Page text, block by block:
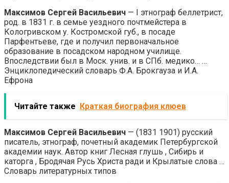
Максимов Сергей Васильевич — I этнограф беллетрист,
род. в 1831 г. в семье уездного почтмейстера в
Кологривском у. Костромской губ., в посаде
Парфентьеве, где и получил первоначальное
образование в посадском народном училище.
Впоследствии был в Моск. унив. и в СПб. медико… …
Энциклопедический словарь Ф.А. Брокгауза и И.А.
Ефрона
Читайте также Краткая биография клюев
Максимов Сергей Васильевич — (1831 1901) русский
писатель, этнограф, почетный академик Петербургской
академии наук. Автор книг Лесная глушь , Сибирь и
каторга , Бродячая Русь Христа ради и Крылатые слова …
Словарь литературных типов